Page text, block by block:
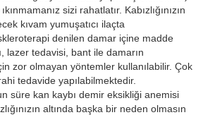
sizi rahatlatır. Kabızlığınızın
kıvam yumuşatıcı ilaçta
denilen damar içine madde
lazer tedavisi, bant ile damarın
zor olmayan yöntemler kullanılabilir. Çok
tedavide yapılabilmektedir.
süre kan kaybı demir eksikliği anemisi
altında başka bir neden olmasın